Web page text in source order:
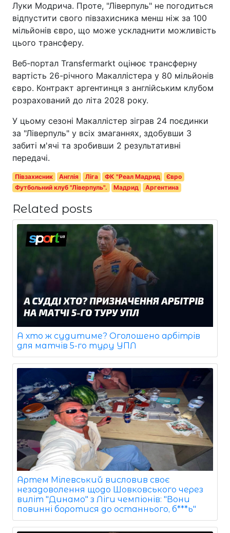
Луки Модрича. Проте, "Ліверпуль" не погодиться
відпустити свого півзахисника менш ніж за 100
мільйонів євро, що може ускладнити можливість
цього трансферу.
Веб-портал Transfermarkt оцінює трансферну
вартість 26-річного Макаллістера у 80 мільйонів
євро. Контракт аргентинця з англійським клубом
розрахований до літа 2028 року.
У цьому сезоні Макаллістер зіграв 24 поєдинки
за "Ліверпуль" у всіх змаганнях, здобувши 3
забиті м'ячі та зробивши 2 результативні
передачі.
Півзахисник Англія Ліга ФК "Реал Мадрид
Євро
Футбольний клуб "Ліверпуль".
Мадрид Аргентина
Related posts
А хто ж судитиме? Оголошено арбітрів
для матчів 5-го туру УПЛ
Артем Мілевський висловив своє
незадоволення щодо Шовковського через
виліт "Динамо" з Ліги чемпіонів: "Вони
повинні боротися до останнього, б***ь"